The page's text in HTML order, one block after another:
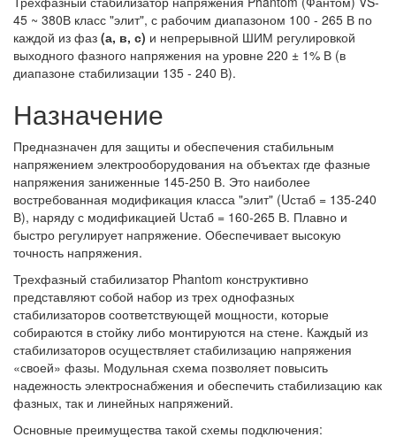
45 ~ 380В класс "элит", с рабочим диапазоном 100 - 265 В по
каждой из фаз (а, в, с) и непрерывной ШИМ регулировкой
выходного фазного напряжения на уровне 220 ± 1% В (в
диапазоне стабилизации 135 - 240 В).
Назначение
Предназначен для защиты и обеспечения стабильным
напряжением электрооборудования на объектах где фазные
напряжения заниженные 145-250 В. Это наиболее
востребованная модификация класса "элит" (Uстаб = 135-240
В), наряду с модификацией Uстаб = 160-265 В. Плавно и
быстро регулирует напряжение. Обеспечивает высокую
точность напряжения.
Трехфазный стабилизатор Phantom конструктивно
представляют собой набор из трех однофазных
стабилизаторов соответствующей мощности, которые
собираются в стойку либо монтируются на стене. Каждый из
стабилизаторов осуществляет стабилизацию напряжения
«своей» фазы. Модульная схема позволяет повысить
надежность электроснабжения и обеспечить стабилизацию как
фазных, так и линейных напряжений.
Основные преимущества такой схемы подключения: